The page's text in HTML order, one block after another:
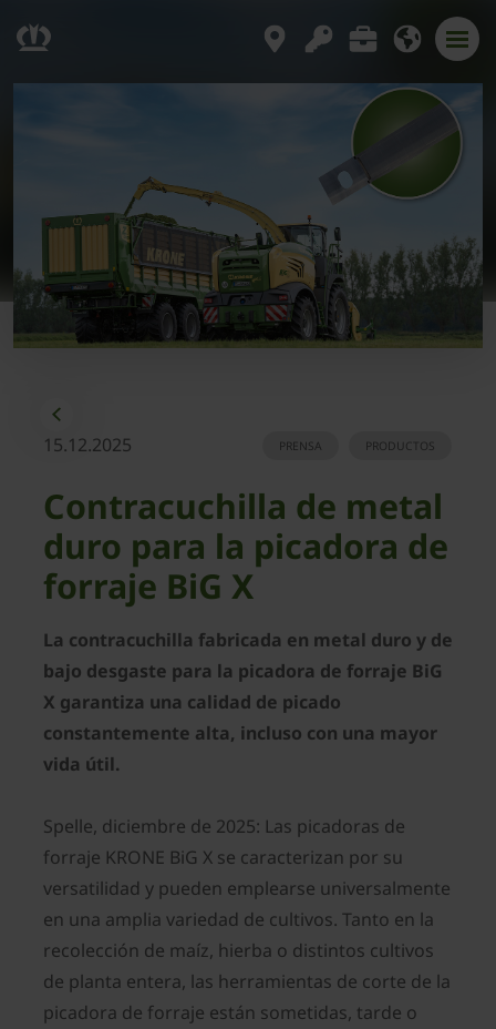
15.12.2025 PRODUCTOS
PRENSA
Contracuchilla de metal
duro para la picadora de
forraje BiG X
La contracuchilla fabricada en metal duro y de
bajo desgaste para la picadora de forraje BiG
X garantiza una calidad de picado
constantemente alta, incluso con una mayor
vida útil.
Spelle, diciembre de 2025: Las picadoras de
forraje KRONE BiG X se caracterizan por su
versatilidad y pueden emplearse universalmente
en una amplia variedad de cultivos. Tanto en la
recolección de maíz, hierba o distintos cultivos
de planta entera, las herramientas de corte de la
picadora de forraje están sometidas, tarde o